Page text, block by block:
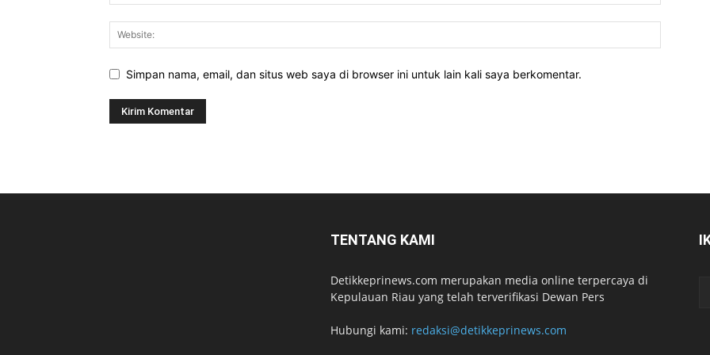
Simpan nama, email, dan situs web saya di browser ini untuk lain kali saya berkomentar.
TENTANG KAMI
Detikkeprinews.com merupakan media online terpercaya di
Kepulauan Riau yang telah terverifikasi Dewan Pers
Hubungi kami: redaksi@detikkeprinews.com